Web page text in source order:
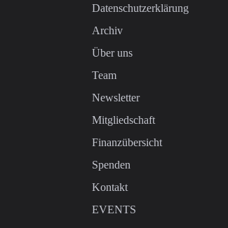
Datenschutzerklärung
Archiv
Über uns
Team
Newsletter
Mitgliedschaft
Finanzübersicht
Spenden
Kontakt
EVENTS